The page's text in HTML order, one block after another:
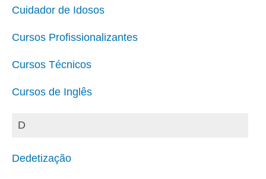
Cuidador de Idosos
Cursos Profissionalizantes
Cursos Técnicos
Cursos de Inglês
D
Dedetização